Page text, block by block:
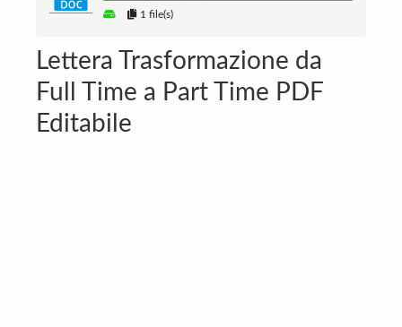
1 file(s)
Lettera Trasformazione da
Full Time a Part Time PDF
Editabile